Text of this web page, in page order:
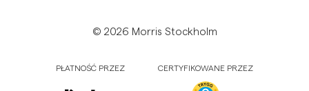
© 2026 Morris Stockholm
PŁATNOŚĆ PRZEZ CERTYFIKOWANE PRZEZ